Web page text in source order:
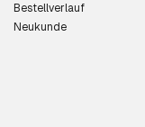
Bestellverlauf
Neukunde